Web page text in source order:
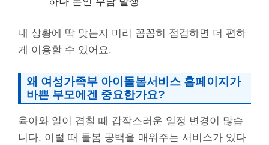
내 상황에 딱 맞는지 미리 꼼꼼히 점검하면 더 편하
게 이용할 수 있어요.
왜 여성가족부 아이돌봄서비스 홈페이지가
바쁜 부모에겐 중요한가요?
육아와 일이 겹칠 때 갑작스러운 일정 변경이 많습
니다. 이럴 때 돌봄 공백을 매워주는 서비스가 있다